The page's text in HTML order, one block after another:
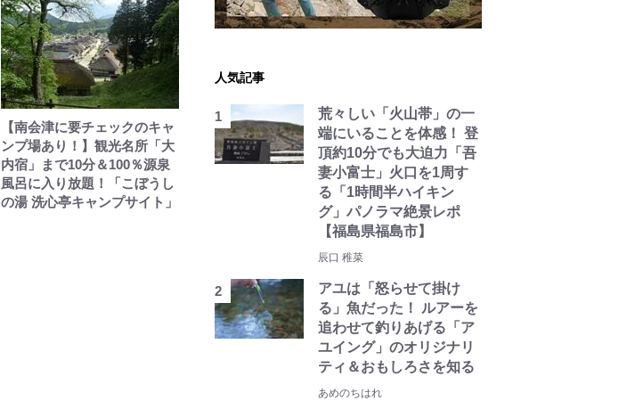
【南会津に要チェックのキャ
ンプ場あり！】観光名所「大
内宿」まで10分＆100％源泉
風呂に入り放題！「こぼうし
の湯 洗心亭キャンプサイト」
人気記事
荒々しい「火山帯」の一
端にいることを体感！ 登
頂約10分でも大迫力「吾
妻小富士」火口を1周す
る「1時間半ハイキン
グ」パノラマ絶景レポ
【福島県福島市】
辰口 稚菜
アユは「怒らせて掛け
る」魚だった！ ルアーを
追わせて釣りあげる「ア
ユイング」のオリジナリ
ティ＆おもしろさを知る
あめのちはれ